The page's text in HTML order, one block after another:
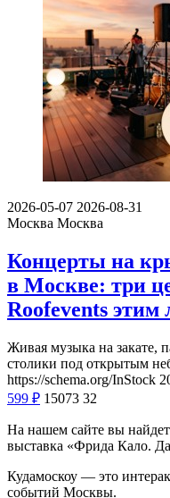
2026-05-07 2026-08-31
Москва Москва
Концерты на
в Москве: три
Roofevents этим
Живая музыка на закате,
столики под открытым
https://schema.org/InStock
599 ₽ 15073 32
На нашем сайте вы
выставка «Фрида Кало.
Кудамоскоу — это
событий Москвы.